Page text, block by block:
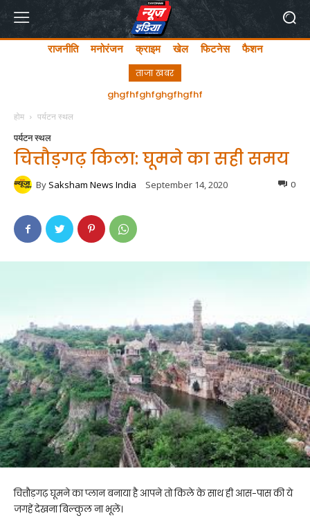
राजनीति मनोरंजन क्राइम खेल फिटनेस फैशन
ताजा खबर
ghgfhfghfghgfhgfhf
होम पर्यटन स्थल
पर्यटन स्थल
चित्तौड़गढ़ किला: घूमने का सही समय
By Saksham News India September 14, 2020 0
चित्तौड़गढ़ घूमने का प्लान बनाया है आपने तो किले के साथ ही आस-पास की ये
जगहें देखना बिल्कुल ना भूलें।